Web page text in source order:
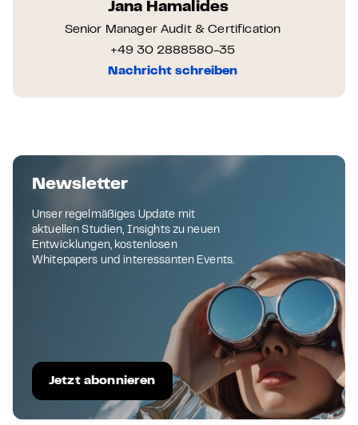
Jana Hamalides
Senior Manager Audit & Certification
+49 30 2888580-35
Nachricht schreiben
Newsletter
Unser regelmäßiges Update mit
aktuellen Studien, Insights zu neuen
Entwicklungen, kostenlosen
Whitepapers und interessanten Events.
Jetzt abonnieren